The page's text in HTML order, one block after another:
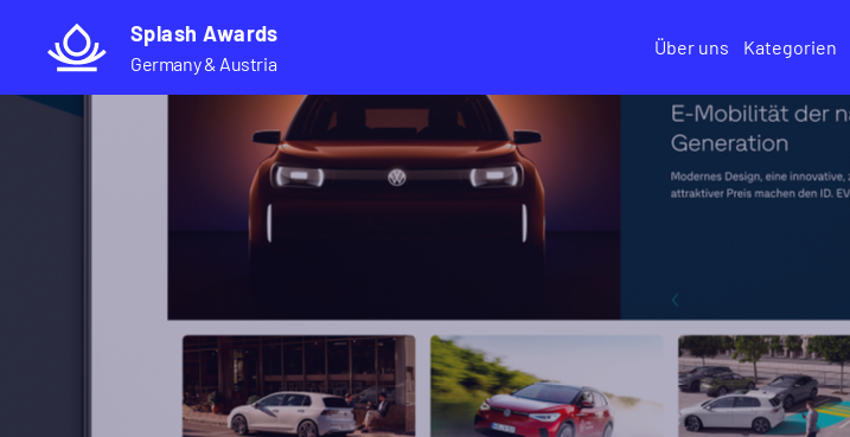
Splash Awards
Germany & Austria
Über uns Kategorien